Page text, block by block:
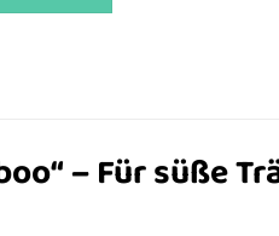
– Für süße